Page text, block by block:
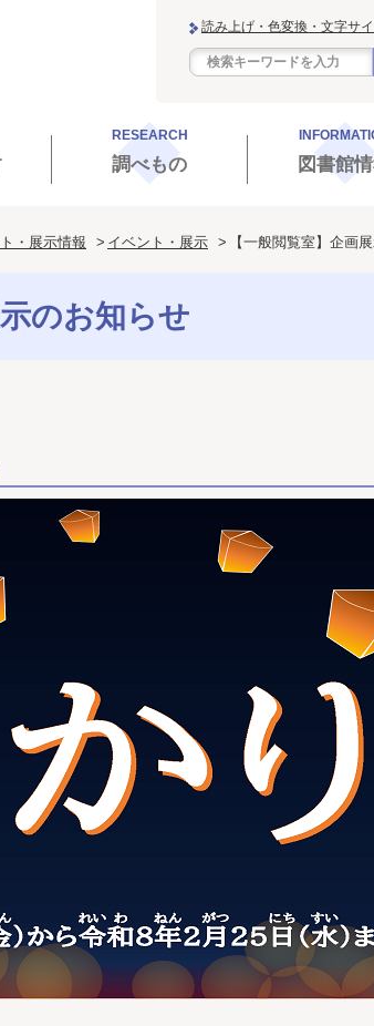
読み上げ・色変換・文字サ
RESEARCH
調べもの 図書館
・展示情報 イベント・展示 【一般閲覧室】企画
のお知らせ